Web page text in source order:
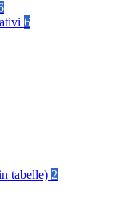
6
tabelle) 2